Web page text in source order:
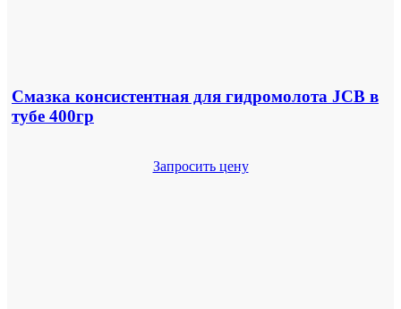
Смазка консистентная для гидромолота JCB в
тубе 400гр
Запросить цену